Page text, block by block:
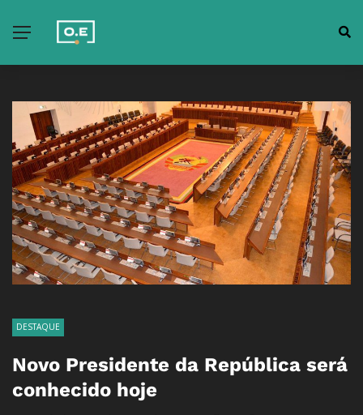
DESTAQUE
Novo Presidente da República será
conhecido hoje